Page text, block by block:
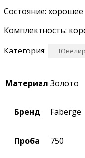
Состояние: хорошее
Комплектность:
Категория:
Материал Золото
Бренд Faberge
Проба 750